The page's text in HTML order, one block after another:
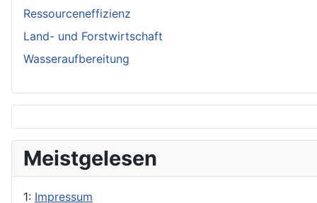
Ressourceneffizienz
Land- und Forstwirtschaft
Wasseraufbereitung
Meistgelesen
1: Impressum